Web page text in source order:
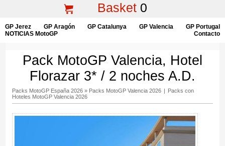
Basket0
GP Jerez GP Aragón GP Catalunya GP Valencia
GP Portugal
NOTICIAS MotoGP
Contacto
Pack MotoGP Valencia, Hotel
Florazar 3* / 2 noches A.D.
Packs MotoGP España 2026» Packs MotoGP Valencia 2026 | Packs con
Hoteles MotoGP Valencia 2026